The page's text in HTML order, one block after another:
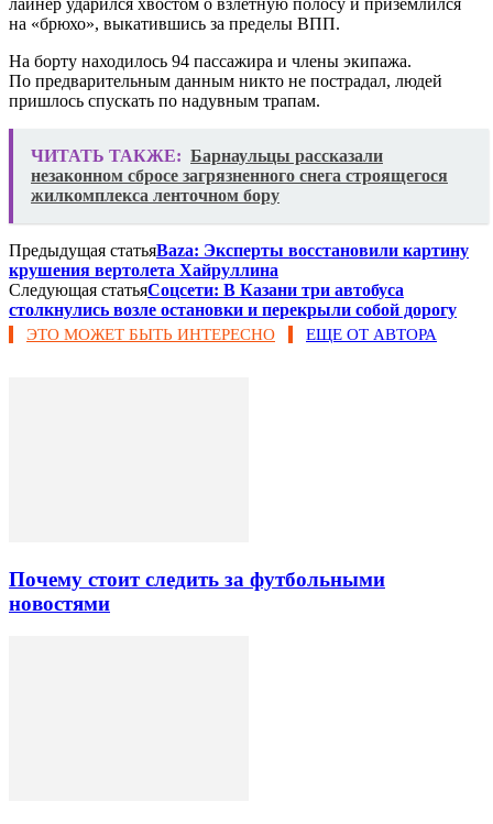
на «брюхо», выкатившись за пределы ВПП.
На борту находилось 94 пассажира и члены экипажа.
По предварительным данным никто не пострадал, людей
пришлось спускать по надувным трапам.
ЧИТАТЬ ТАКЖЕ: Барнаульцы рассказали
незаконном сбросе загрязненного снега строящегося
жилкомплекса ленточном бору
Предыдущая статьяBaza: Эксперты восстановили картину
крушения вертолета Хайруллина
Следующая статьяСоцсети: В Казани три автобуса
столкнулись возле остановки и перекрыли собой дорогу
ЭТО МОЖЕТ БЫТЬ ИНТЕРЕСНО ЕЩЕ ОТ АВТОРА
Почему стоит следить за футбольными
новостями